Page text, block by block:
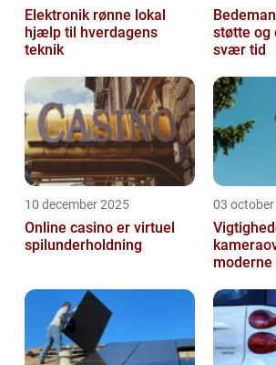
Elektronik rønne lokal
hjælp til hverdagens
teknik
støtte og
svær tid
10 december 2025
Online casino er virtuel
spilunderholdning
03